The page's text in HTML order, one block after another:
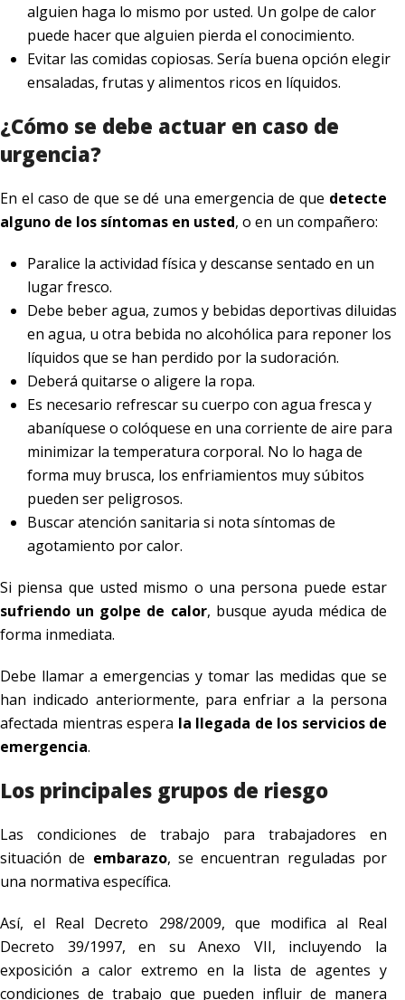
alguien haga lo mismo por usted. Un golpe de calor
puede hacer que alguien pierda el conocimiento.
Evitar las comidas copiosas. Sería buena opción elegir
ensaladas, frutas y alimentos ricos en líquidos.
¿Cómo se debe actuar en caso de
urgencia?
En el caso de que se dé una emergencia de que detecte
alguno de los síntomas en usted, o en un compañero:
Paralice la actividad física y descanse sentado en un
lugar fresco.
Debe beber agua, zumos y bebidas deportivas diluidas
en agua, u otra bebida no alcohólica para reponer los
líquidos que se han perdido por la sudoración.
Deberá quitarse o aligere la ropa.
Es necesario refrescar su cuerpo con agua fresca y
abaníquese o colóquese en una corriente de aire para
minimizar la temperatura corporal. No lo haga de
forma muy brusca, los enfriamientos muy súbitos
pueden ser peligrosos.
Buscar atención sanitaria si nota síntomas de
agotamiento por calor.
Si piensa que usted mismo o una persona puede estar
sufriendo un golpe de calor, busque ayuda médica de
forma inmediata.
Debe llamar a emergencias y tomar las medidas que se
han indicado anteriormente, para enfriar a la persona
afectada mientras espera la llegada de los servicios de
emergencia.
Los principales grupos de riesgo
Las condiciones de trabajo para trabajadores en
situación de embarazo, se encuentran reguladas por
una normativa específica.
Así, el Real Decreto 298/2009, que modifica al Real
Decreto 39/1997, en su Anexo VII, incluyendo la
exposición a calor extremo en la lista de agentes y
condiciones de trabajo que pueden influir de manera